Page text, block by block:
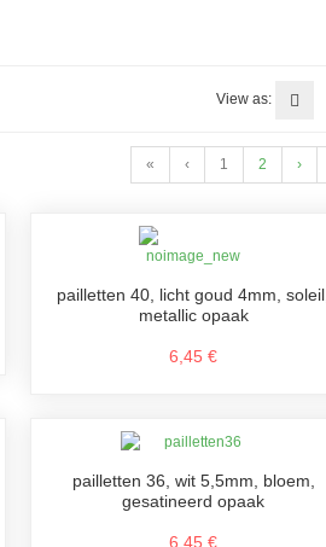
View as:
« ‹ 1 2 ›
pailletten 40, licht goud 4mm, soleil,
metallic opaak
6,45 €
pailletten 36, wit 5,5mm, bloem,
gesatineerd opaak
6,45 €